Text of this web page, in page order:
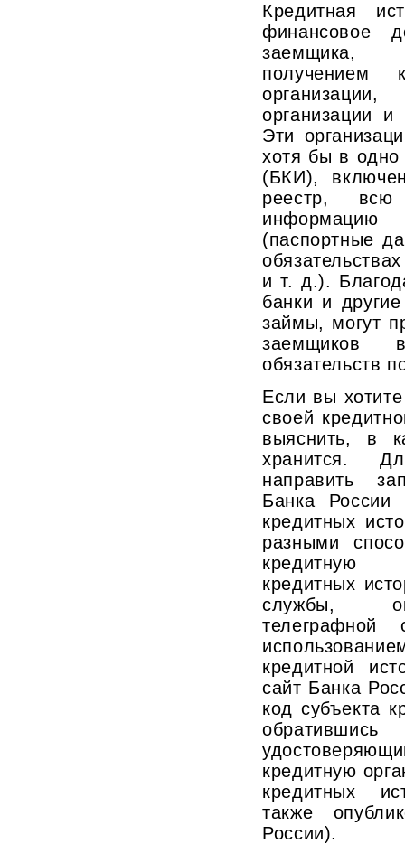
Кредитная
финансовое
заемщика,
получением
организации и
Эти
хотя бы в одно
(БКИ),
реестр,
информацию
(паспортные
и т. д.).
банки и
займы, могут
заемщиков
обязательств
Если вы
своей
выяснить, в
хранится.
направить
Банка России
кредитных
разными
кредитную
кредитных
службы,
кредитной
сайт Банка
код субъекта
кредитную
кредитных
также
России).